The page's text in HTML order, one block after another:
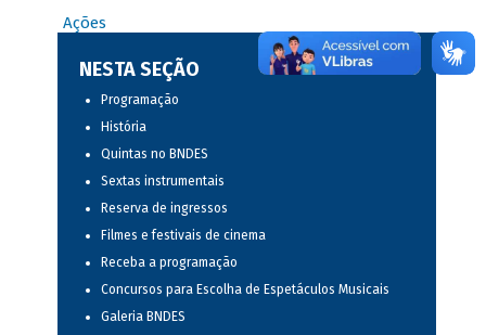
Ações
NESTA SEÇÃO
Programação
História
Quintas no BNDES
Sextas instrumentais
Reserva de ingressos
Filmes e festivais de cinema
Receba a programação
Concursos para Escolha de Espetáculos Musicais
Galeria BNDES